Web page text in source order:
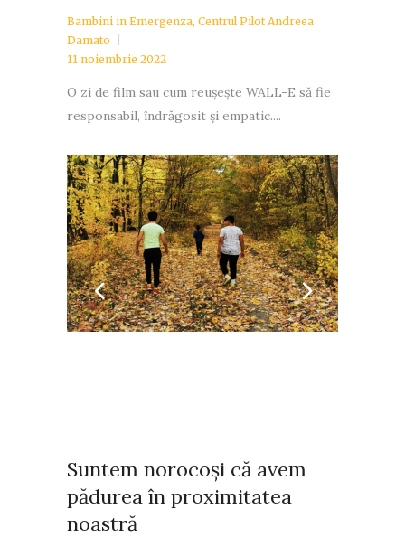
Damato
11 noiembrie 2022
responsabil, îndrăgosit și empatic....
Suntem norocoși că avem
pădurea în proximitatea
noastră